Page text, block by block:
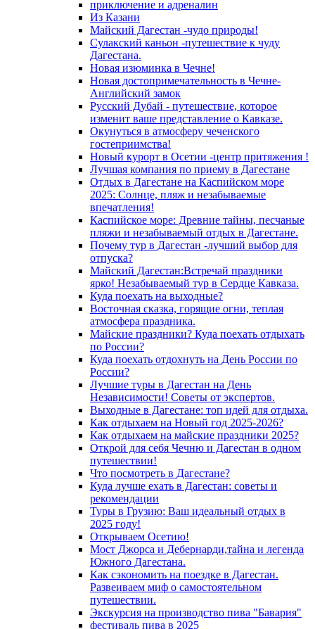
приключение и адреналин
Из Казани
Майский Дагестан -чудо природы!
Сулакский каньон -путешествие к чуду
Дагестана.
Новая изюминка в Чечне!
Новая достопримечательность в Чечне-
Английский замок
Русский Дубай - путешествие, которое
изменит ваше представление о Кавказе.
Окунуться в атмосферу чеченского
гостеприимства!
Новый курорт в Осетии -центр притяжения !
Лучшая компания по приему в Дагестане
Отдых в Дагестане на Каспийском море
2025: Солнце, пляж и незабываемые
впечатления!
Каспийское море: Древние тайны, песчаные
пляжи и незабываемый отдых в Дагестане.
Почему тур в Дагестан -лучший выбор для
отпуска?
Майский Дагестан:Встречай праздники
ярко! Незабываемый тур в Сердце Кавказа.
Куда поехать на выходные?
Восточная сказка, горящие огни, теплая
атмосфера праздника.
Майские праздники? Куда поехать отдыхать
по России?
Куда поехать отдохнуть на День России по
России?
Лучшие туры в Дагестан на День
Независимости! Советы от экспертов.
Выходные в Дагестане: топ идей для отдыха.
Как отдыхаем на Новый год 2025-2026?
Как отдыхаем на майские праздники 2025?
Открой для себя Чечню и Дагестан в одном
путешествии!
Что посмотреть в Дагестане?
Куда лучше ехать в Дагестан: советы и
рекомендации
Туры в Грузию: Ваш идеальный отдых в
2025 году!
Открываем Осетию!
Мост Джорса и Дебернарди,тайна и легенда
Южного Дагестана.
Как сэкономить на поездке в Дагестан.
Развеиваем миф о самостоятельном
путешествии.
Экскурсия на производство пива "Бавария"
фестиваль пива в 2025